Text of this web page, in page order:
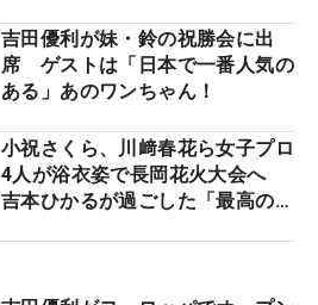
吉田優利が妹・鈴の祝勝会に出
席 ゲストは「日本で一番人気の
ある」あのワンちゃん！
小祝さくら、川﨑春花ら女子プロ
4人が浴衣姿で長岡花火大会へ
吉本ひかるが過ごした「最高の夏